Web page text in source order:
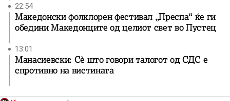
22:54
Македонски фолклорен фестивал „Преспа“ ќе ги
обедини Македонците од целиот свет во Пустец
13:01
Манасиевски: Сè што говори талогот од СДС е
спротивно на вистината